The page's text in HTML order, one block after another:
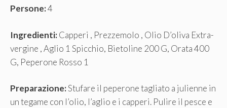
Persone:4
Ingredienti:Capperi , Prezzemolo , Olio D’oliva Extra-
vergine , Aglio 1 Spicchio, Bietoline 200 G, Orata 400
G, Peperone Rosso 1
Preparazione:Stufare il peperone tagliato a julienne in
un tegame con l’olio, l’aglio e i capperi. Pulire il pesce e